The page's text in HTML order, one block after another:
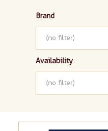
Brand
(no filter)
Availability
(no filter)